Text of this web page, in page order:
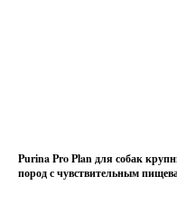
Purina Pro Plan для собак
пород с чувствительным